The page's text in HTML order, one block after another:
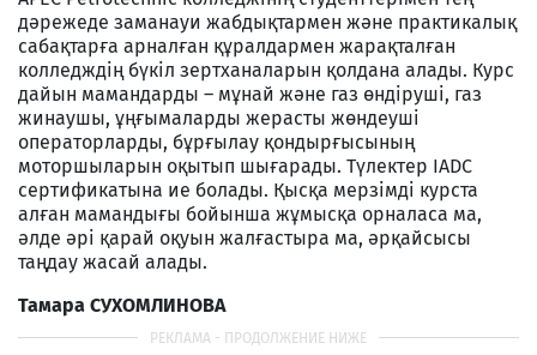
дәрежеде заманауи жабдықтармен және практикалық
сабақтарға арналған құралдармен жарақталған
колледждің бүкіл зертханаларын қолдана алады. Курс
дайын мамандарды – мұнай және газ өндіруші, газ
жинаушы, ұңғымаларды жерасты жөндеуші
операторларды, бұрғылау қондырғысының
моторшыларын оқытып шығарады. Түлектер IADC
сертификатына ие болады. Қысқа мерзімді курста
алған мамандығы бойынша жұмысқа орналаса ма,
әлде әрі қарай оқуын жалғастыра ма, әрқайсысы
таңдау жасай алады.
Тамара СУХОМЛИНОВА